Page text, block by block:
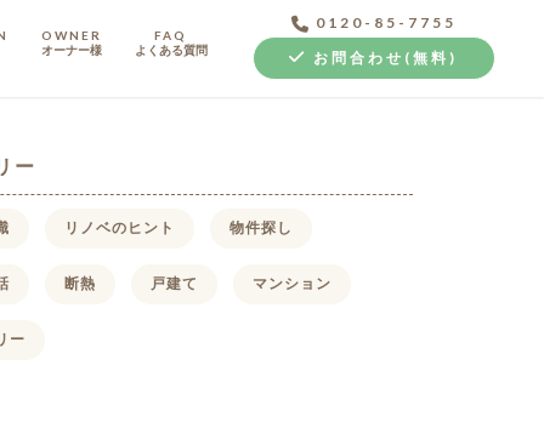
OWNER
オーナー様
FAQ
よくある質問
0120-85-7755
お問合わせ(無料)
ー
リノベのヒント 物件探し
断熱 戸建て マンション
ー